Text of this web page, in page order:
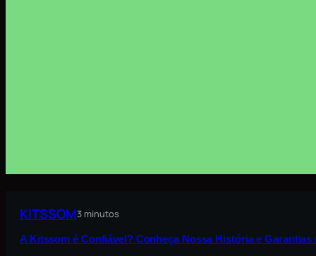
KITSSOM3 minutos
A Kitssom é Confiável? Conheça Nossa História e